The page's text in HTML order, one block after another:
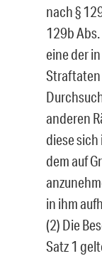
nach §
129b
eine der
Straftaten
anderen
diese sich
dem auf
in ihm
(2) Die
Satz 1